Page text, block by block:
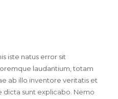
iste natus error sit
laudantium, totam
ab illo inventore veritatis et
sunt explicabo. Nemo